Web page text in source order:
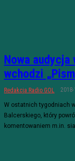
Nowa audycja
wchodzi
Redakcja Radio GOL
W ostatnich tygodniach
Balcerskiego, który
komentowaniem m.in.